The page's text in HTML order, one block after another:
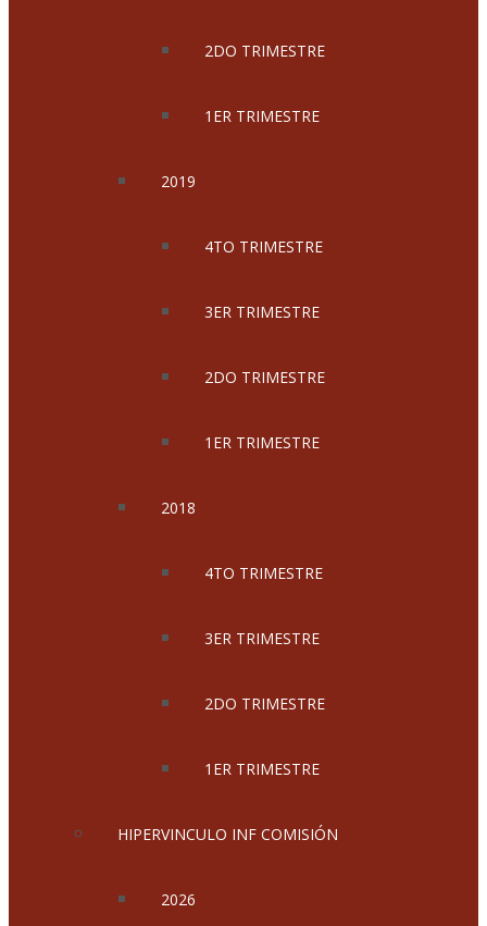
2DO TRIMESTRE
1ER TRIMESTRE
2019
4TO TRIMESTRE
3ER TRIMESTRE
2DO TRIMESTRE
1ER TRIMESTRE
2018
4TO TRIMESTRE
3ER TRIMESTRE
2DO TRIMESTRE
1ER TRIMESTRE
HIPERVINCULO INF COMISIÓN
2026